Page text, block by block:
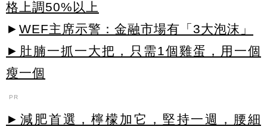
格上調50%以上
► WEF主席示警：金融市場有「3大泡沫」
►肚腩一抓一大把，只需1個雞蛋，用一個
瘦一個
PR
►減肥首選，檸檬加它，堅持一週，腰細